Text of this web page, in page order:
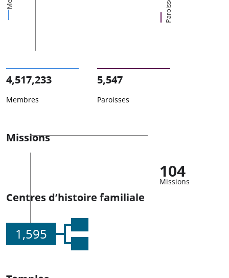
Paroisses
4,517,233
Membres
5,547
Paroisses
Missions
104
Missions
Centres d’histoire familiale
1,595